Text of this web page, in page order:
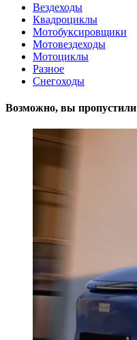
Вездеходы
Квадроциклы
Мотобуксировщики
Мотовездеходы
Мотоциклы
Разное
Снегоходы
Возможно, вы пропустили